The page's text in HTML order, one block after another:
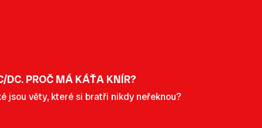
DC. PROČ MÁ KÁŤA KNÍR?
jsou věty, které si bratři nikdy neřeknou?